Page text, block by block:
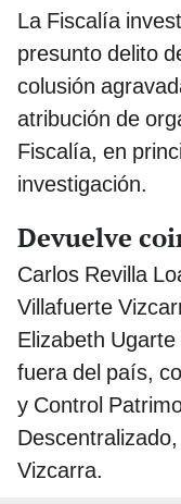
La Fiscalía
presunto delito
colusión
atribución de
Fiscalía, en
investigación.
Devuelve
Carlos Revilla
Villafuerte
Elizabeth
fuera del país,
y Control
Vizcarra.